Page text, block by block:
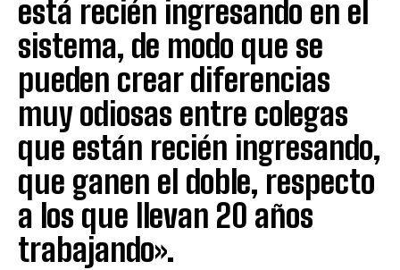
está recién ingresando en el
sistema, de modo que se
pueden crear diferencias
muy odiosas entre colegas
que están recién ingresando,
que ganen el doble, respecto
a los que llevan 20 años
trabajando».